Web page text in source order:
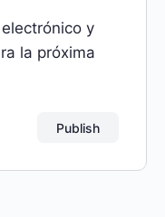
y
la próxima